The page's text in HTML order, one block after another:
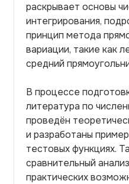
раскрывает основы
интегрирования,
принцип метода
вариации, такие как
средний
В процессе
литература по
проведён
и разработаны
тестовых функциях.
сравнительный
практических